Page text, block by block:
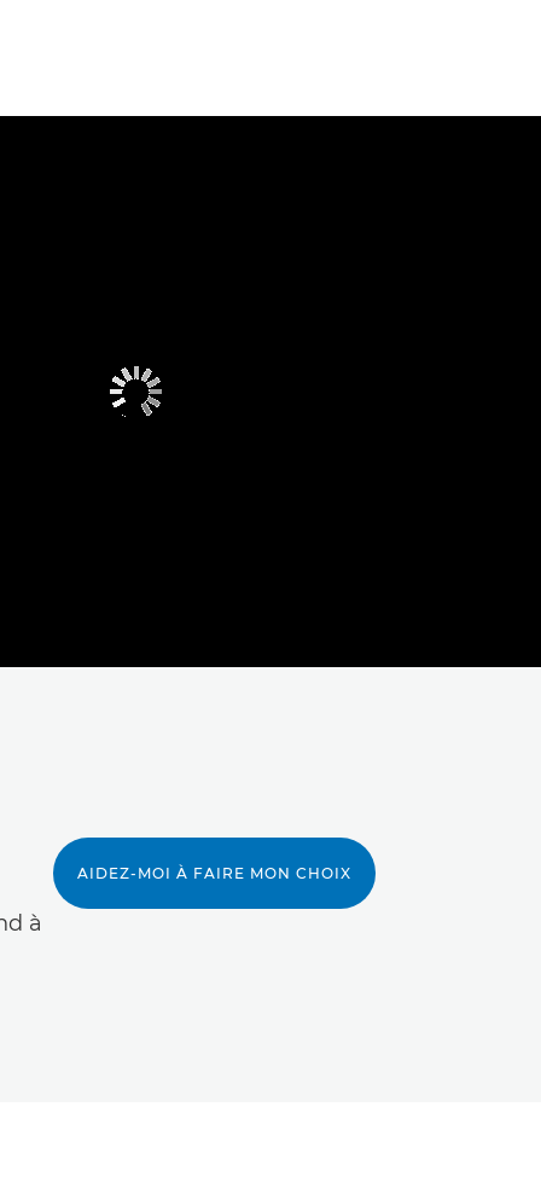
à
AIDEZ-MOI À FAIRE MON CHOIX